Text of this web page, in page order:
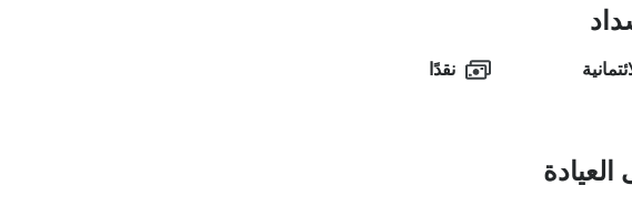
نقدًا